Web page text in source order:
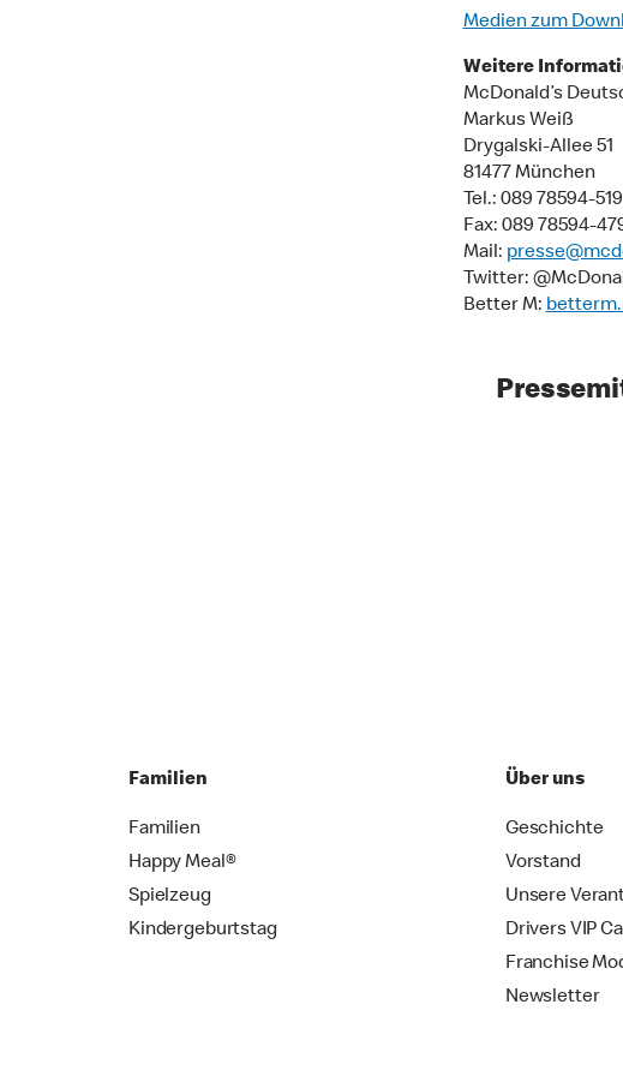
Medien zum
Weitere
McDonald’s
Markus Weiß
Drygalski-Allee 51
81477 München
Tel.: 089 78594-519
Fax: 089 78594-
Mail:
Twitter:
Better M:
Familien
Familien
Happy Meal®
Spielzeug
Kindergeburtstag
Über uns
Geschichte
Vorstand
Unsere
Drivers VIP
Franchise
Newsletter